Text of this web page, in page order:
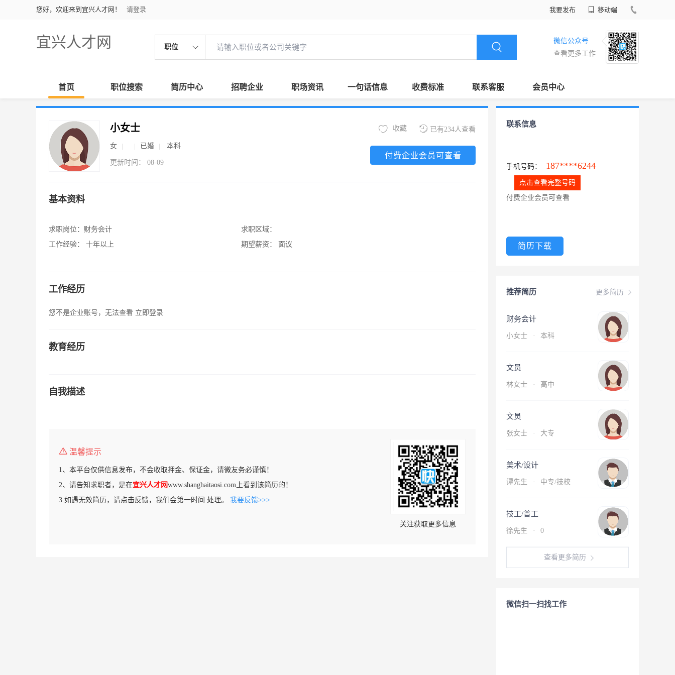
您好，欢迎来到宜兴人才网！ 请登录 我要发布 移动端
宜兴人才网 职位
微信公众号
查看更多工作
首页 职位搜索 简历中心 招聘企业 职场资讯 一句话信息 收费标准 联系客服 会员中心
小女士
女 已婚 本科
更新时间： 08-09
已有234人查看
收藏
付费企业会员可查看
基本资料
求职岗位： 财务会计
工作经验：
十年以上
求职区域：
期望薪资：
面议
工作经历
您不是企业账号，无法查看 立即登录
教育经历
自我描述
温馨提示
1、本平台仅供信息发布，不会收取押金、保证金，请微友务必谨慎！
2、请告知求职者，是在宜兴人才网www.shanghaitaosi.com上看到该简历的！
3.如遇无效简历，请点击反馈，我们会第一时间 处理。 我要反馈>>>
关注获取更多信息
联系信息
手机号码： 187****6244
点击查看完整号码
付费企业会员可查看
简历下载
更多简历
推荐简历
财务会计
小女士 · 本科
文员
林女士 · 高中
文员
张女士 · 大专
美术/设计
谭先生 · 中专/技校
技工/普工
徐先生 · 0
查看更多简历
微信扫一扫找工作